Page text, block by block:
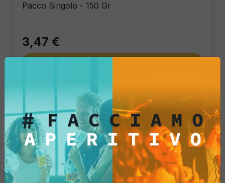
Pacco Singolo - 150 Gr
3,47 €